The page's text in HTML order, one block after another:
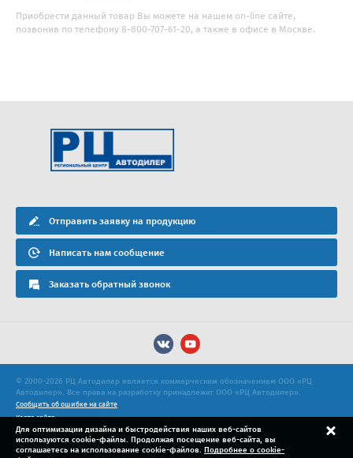
Приобрести данный товар Вы можете на нашем on-line сайте,
позвонив по телефону 8-800-707-61-20, а также в офисе в Москве.
Отправить заявку на продукцию
Написать нам сообщение
Заказать обратный звонок
© 2000-2026 РЦ Автодилер является коммерческим обозначением ООО «РЦ
Автодилер». Все права на разработку принадлежат ООО «РЦ Автодилер».
Сообщить об ошибке на сайте
Карта сайта
Политика конфиденциальности
Продвижение сайта
Для оптимизации дизайна и быстродействия наших веб-сайтов
используются cookie-файлы. Продолжая посещение веб-сайта, вы
соглашаетесь на использование cookie-файлов. Подробнее о cookie-